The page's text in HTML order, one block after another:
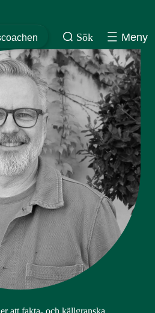
Sök Meny